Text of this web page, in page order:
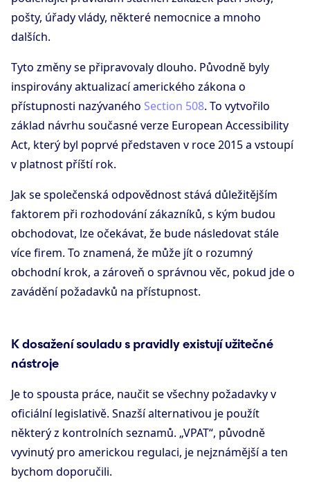
pošty, úřady vlády, některé nemocnice a mnoho
dalších.
Tyto změny se připravovaly dlouho. Původně byly
inspirovány aktualizací amerického zákona o
přístupnosti nazývaného Section 508. To vytvořilo
základ návrhu současné verze European Accessibility
Act, který byl poprvé představen v roce 2015 a vstoupí
v platnost příští rok.
Jak se společenská odpovědnost stává důležitějším
faktorem při rozhodování zákazníků, s kým budou
obchodovat, lze očekávat, že bude následovat stále
více firem. To znamená, že může jít o rozumný
obchodní krok, a zároveň o správnou věc, pokud jde o
zavádění požadavků na přístupnost.
K dosažení souladu s pravidly existují užitečné
nástroje
Je to spousta práce, naučit se všechny požadavky v
oficiální legislativě. Snazší alternativou je použít
některý z kontrolních seznamů. „VPAT“, původně
vyvinutý pro americkou regulaci, je nejznámější a ten
bychom doporučili.